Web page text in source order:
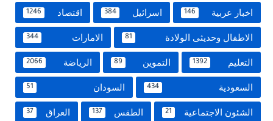
اخبار عربية 146 اسرائيل 384 اقتصاد 1246
الاطفال وحديثى الولادة 81 الامارات 344
التعليم 1392 التموين 89 الرياضة 2066
السعودية 434 السودان 51
الشئون الاجتماعية 21 الطقس 137 العراق 37